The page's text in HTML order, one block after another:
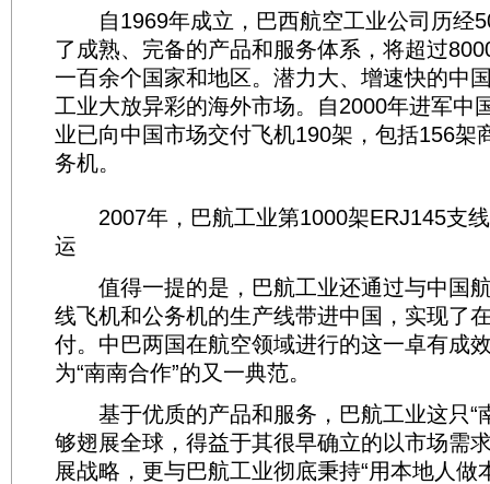
自1969年成立，巴西航空工业公司历经
了成熟、完备的产品和服务体系，将超过
一百余个国家和地区。潜力大、增速快的中
工业大放异彩的海外市场。自2000年进军中
业已向中国市场交付飞机190架，包括156架
务机。
2007年，巴航工业第1000架ERJ145支线
运
值得一提的是，巴航工业还通过与中国
线飞机和公务机的生产线带进中国，实现了
付。中巴两国在航空领域进行的这一卓有成
为“南南合作”的又一典范。
基于优质的产品和服务，巴航工业这只“
够翅展全球，得益于其很早确立的以市场需
展战略，更与巴航工业彻底秉持“用本地人做